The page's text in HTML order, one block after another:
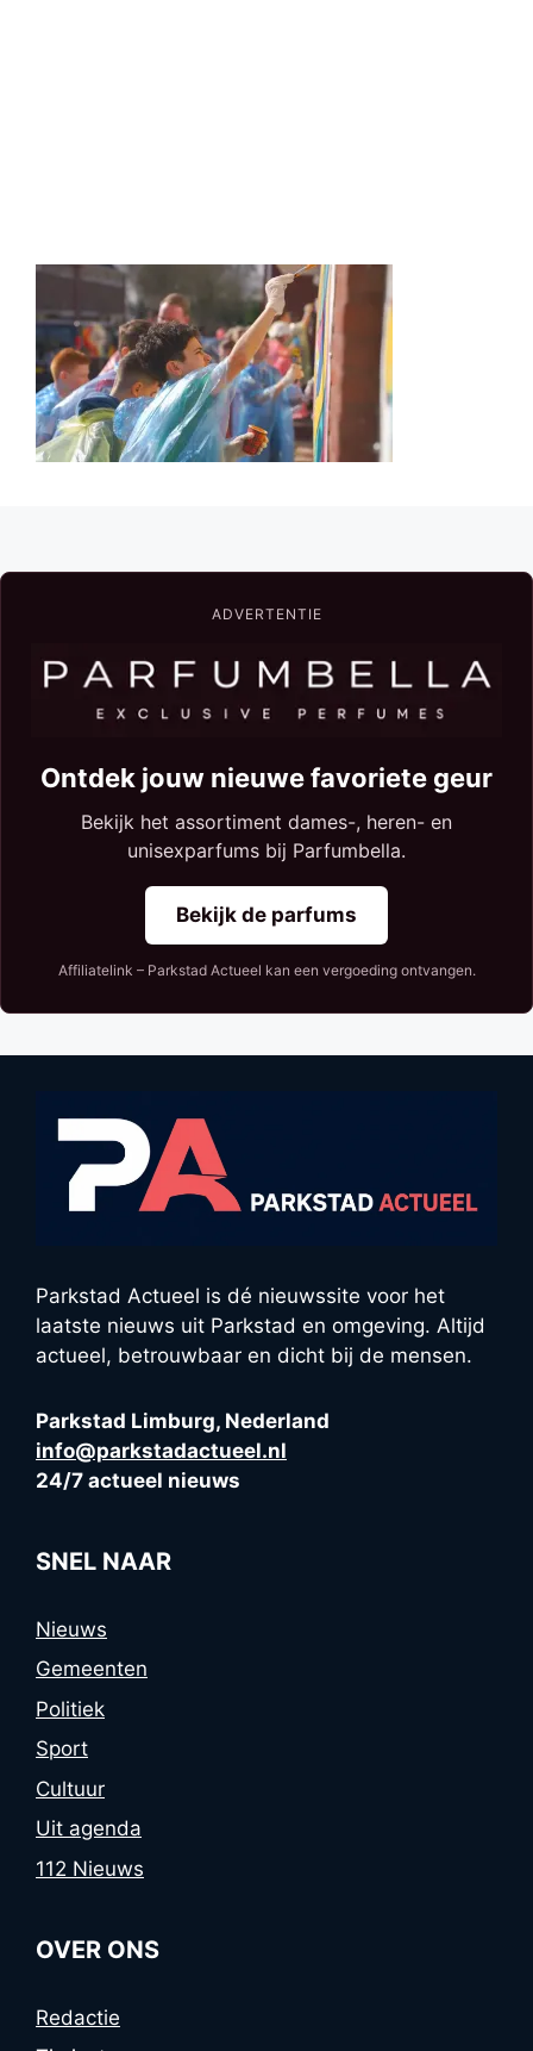
ADVERTENTIE
Ontdek jouw nieuwe favoriete geur
Bekijk het assortiment dames-, heren- en
unisexparfums bij Parfumbella.
Bekijk de parfums
Affiliatelink – Parkstad Actueel kan een vergoeding ontvangen.
Parkstad Actueel is dé nieuwssite voor het
laatste nieuws uit Parkstad en omgeving. Altijd
actueel, betrouwbaar en dicht bij de mensen.
Parkstad Limburg, Nederland
info@parkstadactueel.nl
24/7 actueel nieuws
SNEL NAAR
Nieuws
Gemeenten
Politiek
Sport
Cultuur
Uit agenda
112 Nieuws
OVER ONS
Redactie